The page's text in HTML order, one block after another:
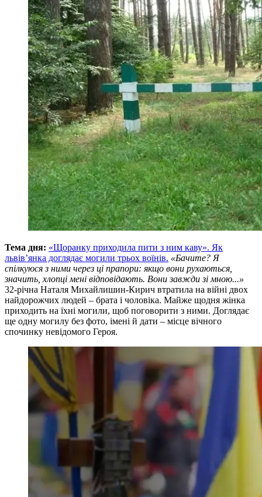
Тема дня: «Щоранку приходила пити з ним каву». Як
львівʼянка доглядає могили трьох воїнів. «Бачите? Я
спілкуюся з ними через ці прапори: якщо вони рухаються,
значить, хлопці мені відповідають. Вони завжди зі мною...»
32-річна Наталя Михайлишин-Кирич втратила на війні двох
найдорожчих людей – брата і чоловіка. Майже щодня жінка
приходить на їхні могили, щоб поговорити з ними. Доглядає
ще одну могилу без фото, імені й дати – місце вічного
спочинку невідомого Героя.